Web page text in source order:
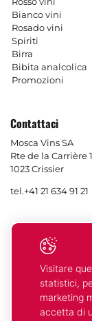
Bianco vini
Rosado vini
Spiriti
Birra
Bibita analcolica
Promozioni
Contattaci
Mosca Vins SA
Rte de la Carrière
1023 Crissier
tel.+41 21 634 91 21
Visitare
statistici,
marketing
accetta di